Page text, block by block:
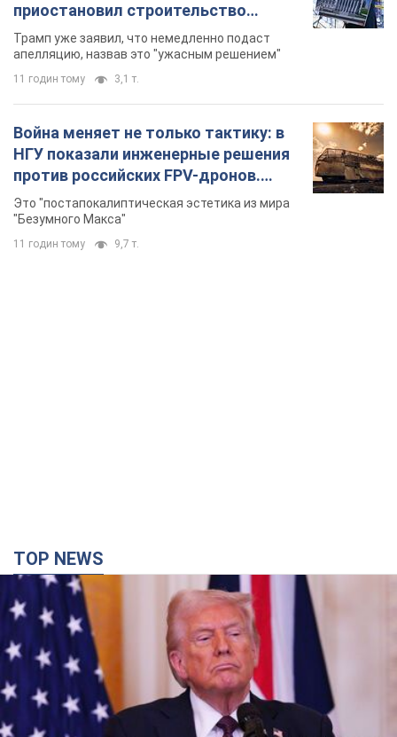
приостановил строительство
бального зала стоимостью 400 млн
долларов
Трамп уже заявил, что немедленно подаст
апелляцию, назвав это "ужасным решением"
11 годин тому 3,1 т.
Война меняет не только тактику: в
НГУ показали инженерные решения
против российских FPV-дронов.
Фото
Это "постапокалиптическая эстетика из мира
"Безумного Макса"
11 годин тому 9,7 т.
TOP NEWS